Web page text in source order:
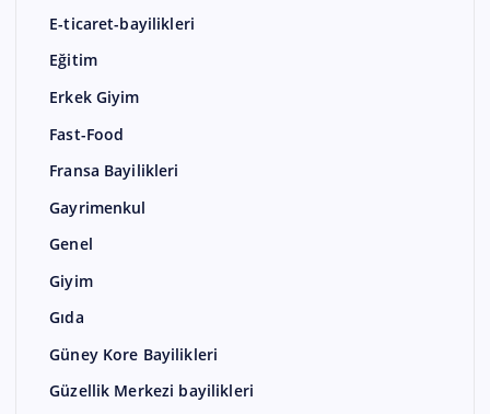
E-ticaret-bayilikleri
Eğitim
Erkek Giyim
Fast-Food
Fransa Bayilikleri
Gayrimenkul
Genel
Giyim
Gıda
Güney Kore Bayilikleri
Güzellik Merkezi bayilikleri